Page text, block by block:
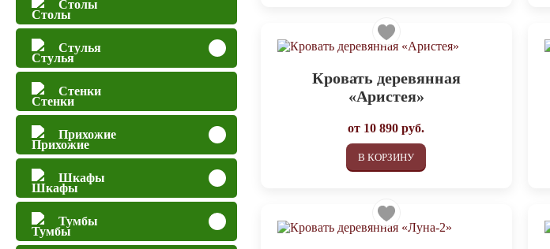
Столы
Стулья
Стенки
Прихожие
Шкафы
Тумбы
Кровать деревянная
«Аристея»
от 10 890 руб.
В КОРЗИНУ